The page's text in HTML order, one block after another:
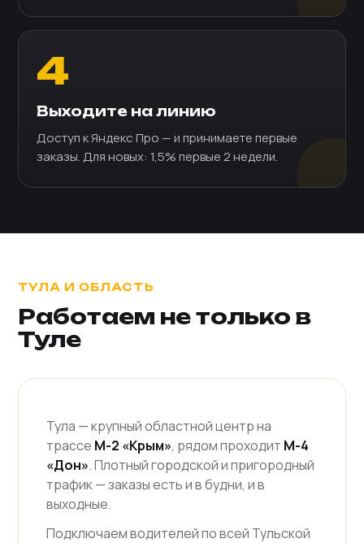
4
Выходите на линию
Доступ к Яндекс Про — и принимаете первые
заказы. Для новых: 1,5% первые 2 недели.
ТУЛА И ОБЛАСТЬ
Работаем не только в
Туле
Тула — крупный областной центр на
трассе М-2 «Крым», рядом проходит М-4
«Дон». Плотный городской и пригородный
трафик — заказы есть и в будни, и в
выходные.
Подключаем водителей по всей Тульской